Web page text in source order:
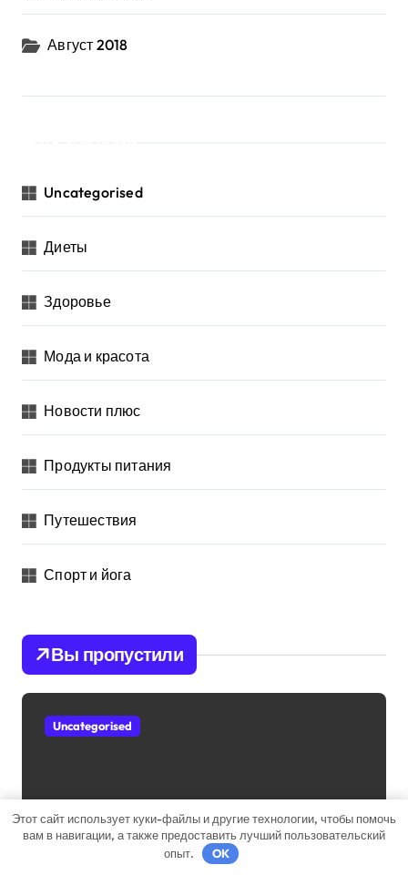
Август 2018
Uncategorised
Диеты
Здоровье
Мода и красота
Новости плюс
Продукты питания
Путешествия
Спорт и йога
Вы пропустили
Uncategorised
Ихтиоловая мазь: применение
Этот сайт использует куки-файлы и другие технологии, чтобы помочь
вам в навигации, а также предоставить лучший пользовательский
опыт.
OK